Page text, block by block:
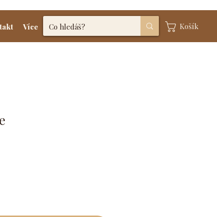
Více Košík